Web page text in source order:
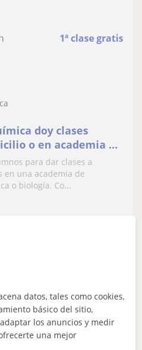
1ª clase gratis
doy clases
o en academia de
química o biología.
hace tres años
a Segundo de
para dar clases a
una academia de
o biología. Co...
datos, tales como cookies,
básico del sitio,
los anuncios y medir
una mejor